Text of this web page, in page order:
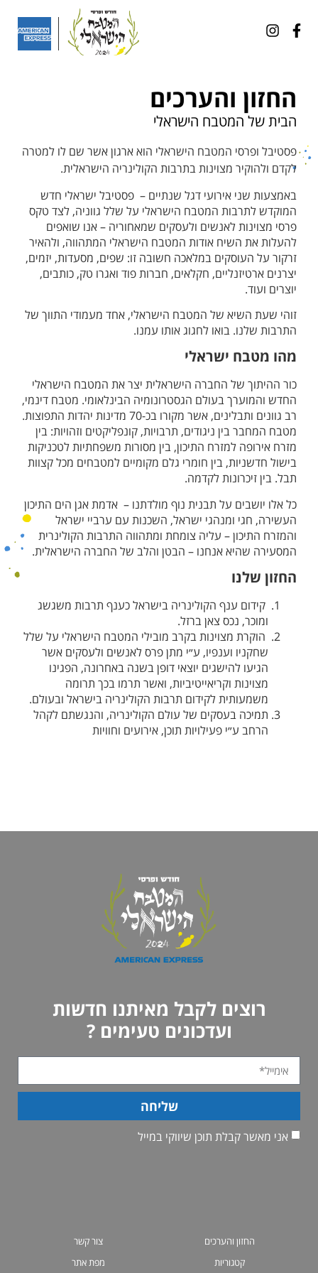
החזון והערכים
הבית של המטבח הישראלי
פסטיבל ופרסי המטבח הישראלי הוא ארגון אשר שם לו למטרה
לקדם ולהוקיר מצוינות בתרבות הקולינריה הישראלית.
באמצעות שני אירועי דגל שנתיים – פסטיבל ישראלי חדש
המוקדש לתרבות המטבח הישראלי על שלל גווניה, לצד טקס
פרסי מצוינות לאנשים ולעסקים שמאחוריה – אנו שואפים
להעלות את השיח אודות המטבח הישראלי המתהווה, ולהאיר
זרקור על העוסקים במלאכה חשובה זו: שפים, מסעדות, יזמים,
יצרנים ארטיזנליים, חקלאים, חברות פוד ואגרו טק, כותבים,
יוצרים ועוד.
זוהי שעת השיא של המטבח הישראלי, אחד מעמודי התווך של
התרבות שלנו. בואו לחגוג אותו עמנו.
מהו מטבח ישראלי
כור ההיתוך של החברה הישראלית יצר את המטבח הישראלי
החדש והמוערך בעולם הגסטרונומיה הבינלאומי. מטבח דינמי,
רב גוונים ותבלינים, אשר מקורו בכ-70 מדינות יהדות התפוצות.
מטבח המחבר בין ניגודים, תרבויות, קונפליקטים וזהויות: בין
מזרח אירופה למזרח התיכון, בין מסורות משפחתיות לטכניקות
בישול חדשניות, בין חומרי גלם מקומיים למטבחים מכל קצוות
תבל. בין זיכרונות לקדמה.
כל אלו יושבים על תבנית נוף מולדתנו – אדמת אגן הים התיכון
העשירה, חגי ומנהגי ישראל, השכנות עם ערביי ישראל
והמזרח התיכון – עליה צומחת ומתהווה התרבות הקולינרית
המסעירה שהיא אנחנו – הבטן והלב של החברה הישראלית.
החזון שלנו
קידום ענף הקולינריה בישראל כענף תרבות משגשג
ומוכר, נכס צאן ברזל.
הוקרת מצוינות בקרב מובילי המטבח הישראלי על שלל
שחקניו וענפיו, ע״י מתן פרס לאנשים ולעסקים אשר
הגיעו להישגים יוצאי דופן בשנה באחרונה, הפגינו
מצוינות וקריאייטיביות, ואשר תרמו בכך תרומה
משמעותית לקידום תרבות הקולינריה בישראל ובעולם.
תמיכה בעסקים של עולם הקולינריה, והנגשתם לקהל
הרחב ע״י פעילויות תוכן, אירועים וחוויות
רוצים לקבל מאיתנו חדשות
ועדכונים טעימים ?
אני מאשר קבלת תוכן שיווקי במייל
שליחה
החזון והערכים
קטגוריות
צור קשר
מפת אתר